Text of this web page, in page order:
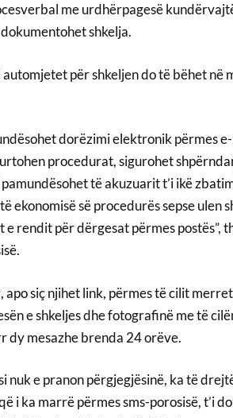
me urdhërpagesë
shkelja.
për shkeljen do të bëhet në
dorëzimi elektronik përmes
procedurat, sigurohet
të akuzuarit t’i ikë
ekonomisë së procedurës sepse ulen
rendit për dërgesat përmes postës”,
apo siç njihet link, përmes të cilit
e shkeljes dhe fotografinë me të
dy mesazhe brenda 24 orëve.
nuk e pranon përgjegjësinë, ka të
i ka marrë përmes sms-porosisë, t’i